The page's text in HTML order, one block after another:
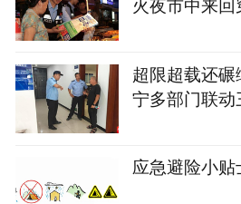
火夜市中来
超限超载还
宁多部门联动
应急避险小贴